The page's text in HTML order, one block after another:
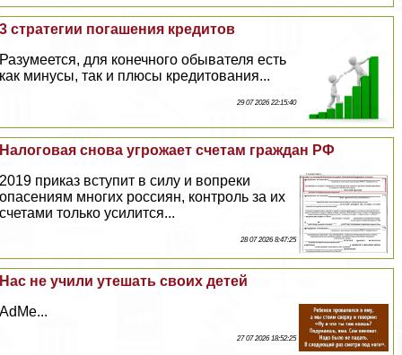
3 стратегии погашения кредитов
Разумеется, для конечного обывателя есть
как минусы, так и плюсы кредитования...
29 07 2026 22:15:40
Налоговая снова угрожает счетам граждан РФ
2019 приказ вступит в силу и вопреки
опасениям многих россиян, контроль за их
счетами только усилится...
28 07 2026 8:47:25
Нас не учили утешать своих детей
AdMe...
27 07 2026 18:52:25